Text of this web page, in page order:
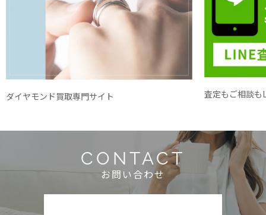
ダイヤモンド買取専門サイト 査定もご相談も
CONTACT
お問い合わせ